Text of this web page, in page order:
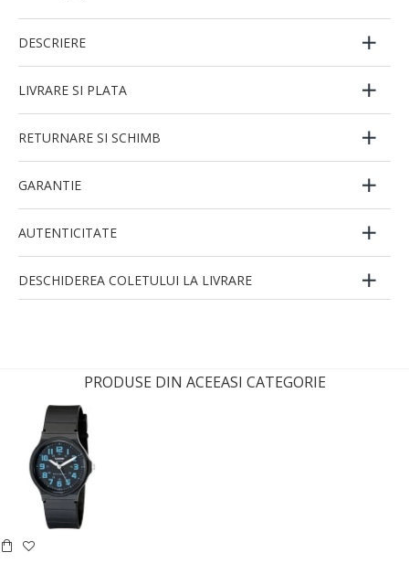
DESCRIERE
LIVRARE SI PLATA
RETURNARE SI SCHIMB
GARANTIE
AUTENTICITATE
DESCHIDEREA COLETULUI LA LIVRARE
PRODUSE DIN ACEEASI CATEGORIE